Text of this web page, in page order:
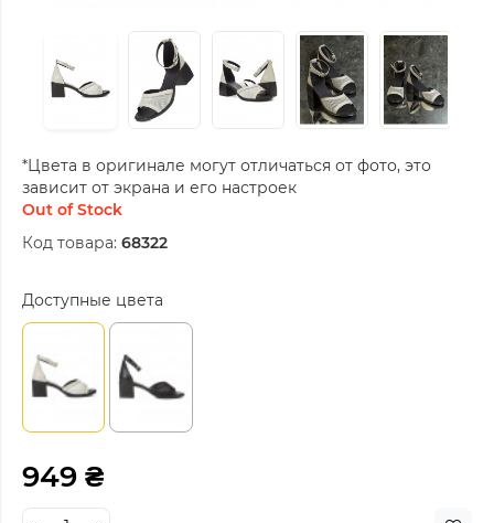
*Цвета в оригинале могут отличаться от фото, это
зависит от экрана и его настроек
Out of Stock
Код товара: 68322
Доступные цвета
949 ₴